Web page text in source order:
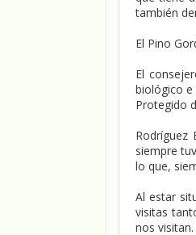
también
El Pino
El
biológico
Protegido
siempre
lo que,
Al estar
visitas
nos visitan.